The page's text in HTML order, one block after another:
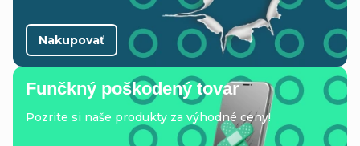
m
o
Nakupovať
Funčkný poškodený tovar
Pozrite si naše produkty za výhodné ceny!